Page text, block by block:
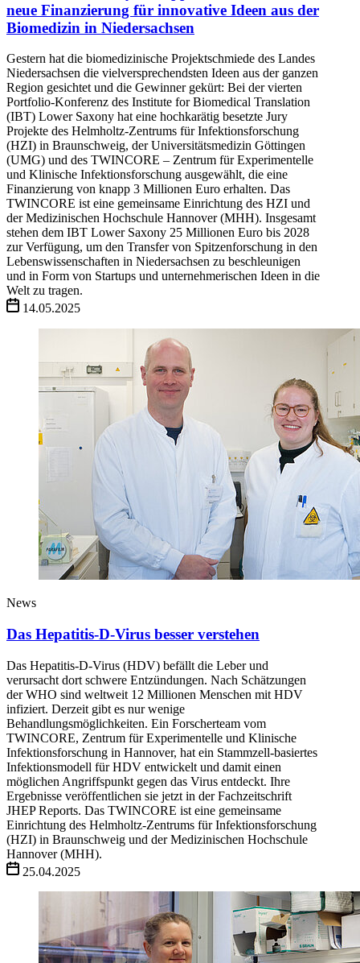
neue Finanzierung für innovative Ideen aus der
Biomedizin in Niedersachsen
Gestern hat die biomedizinische Projektschmiede des Landes
Niedersachsen die vielversprechendsten Ideen aus der ganzen
Region gesichtet und die Gewinner gekürt: Bei der vierten
Portfolio-Konferenz des Institute for Biomedical Translation
(IBT) Lower Saxony hat eine hochkarätig besetzte Jury
Projekte des Helmholtz-Zentrums für Infektionsforschung
(HZI) in Braunschweig, der Universitätsmedizin Göttingen
(UMG) und des TWINCORE – Zentrum für Experimentelle
und Klinische Infektionsforschung ausgewählt, die eine
Finanzierung von knapp 3 Millionen Euro erhalten. Das
TWINCORE ist eine gemeinsame Einrichtung des HZI und
der Medizinischen Hochschule Hannover (MHH). Insgesamt
stehen dem IBT Lower Saxony 25 Millionen Euro bis 2028
zur Verfügung, um den Transfer von Spitzenforschung in den
Lebenswissenschaften in Niedersachsen zu beschleunigen
und in Form von Startups und unternehmerischen Ideen in die
Welt zu tragen.
14.05.2025
News
Das Hepatitis-D-Virus besser verstehen
Das Hepatitis-D-Virus (HDV) befällt die Leber und
verursacht dort schwere Entzündungen. Nach Schätzungen
der WHO sind weltweit 12 Millionen Menschen mit HDV
infiziert. Derzeit gibt es nur wenige
Behandlungsmöglichkeiten. Ein Forscherteam vom
TWINCORE, Zentrum für Experimentelle und Klinische
Infektionsforschung in Hannover, hat ein Stammzell-basiertes
Infektionsmodell für HDV entwickelt und damit einen
möglichen Angriffspunkt gegen das Virus entdeckt. Ihre
Ergebnisse veröffentlichen sie jetzt in der Fachzeitschrift
JHEP Reports. Das TWINCORE ist eine gemeinsame
Einrichtung des Helmholtz-Zentrums für Infektionsforschung
(HZI) in Braunschweig und der Medizinischen Hochschule
Hannover (MHH).
25.04.2025